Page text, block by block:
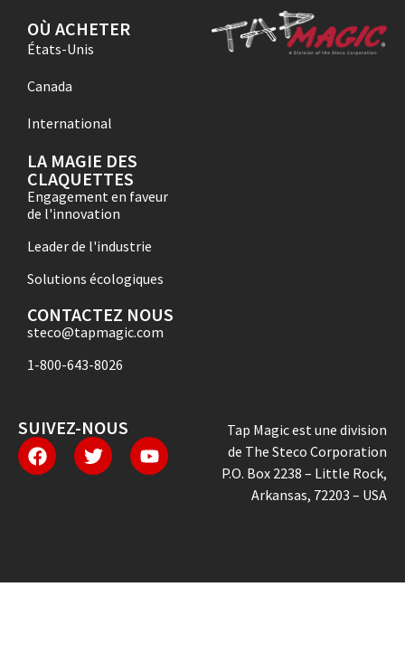
OÙ ACHETER
États-Unis
Canada
International
LA MAGIE DES
CLAQUETTES
Engagement en faveur
de l'innovation
Leader de l'industrie
Solutions écologiques
CONTACTEZ NOUS
steco@tapmagic.com
1-800-643-8026
SUIVEZ-NOUS
Tap Magic est une division
de The Steco Corporation
P.O. Box 2238 – Little Rock,
Arkansas, 72203 – USA